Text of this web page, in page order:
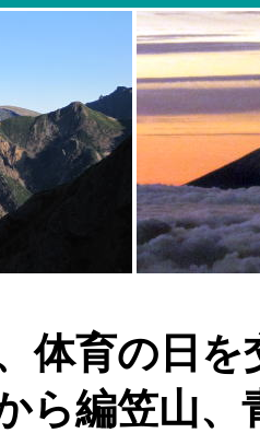
体育の日
ら編笠山